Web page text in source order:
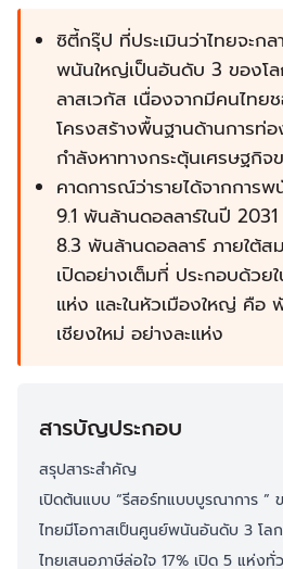
ซิตี้กรุ๊ป ที่ประเมินว่าไทยจะก
พนันใหญ่เป็นอันดับ 3 ของโล
ลาสเวกัส เนื่องจากมีคนไทย
โครงสร้างพื้นฐานด้านการท่
กำลังหาทางกระตุ้นเศรษฐกิจ
คาดการณ์ว่ารายได้จากการ
9.1 พันล้านดอลลาร์ในปี
8.3 พันล้านดอลลาร์ ภายใต้ส
เปิดอย่างเต็มที่ ประกอบด้วย
แห่ง และในหัวเมืองใหญ่ คือ
เชียงใหม่ อย่างละแห่ง
สารบัญประกอบ
สรุปสาระสำคัญ
เปิดต้นแบบ “รีสอร์ทแบบบูรณาการ ”
ไทยมีโอกาสเป็นศูนย์พนันอันดับ 3 โลก
ไทยเสนอภาษีล่อใจ 17% เปิด 5 แห่งทั่